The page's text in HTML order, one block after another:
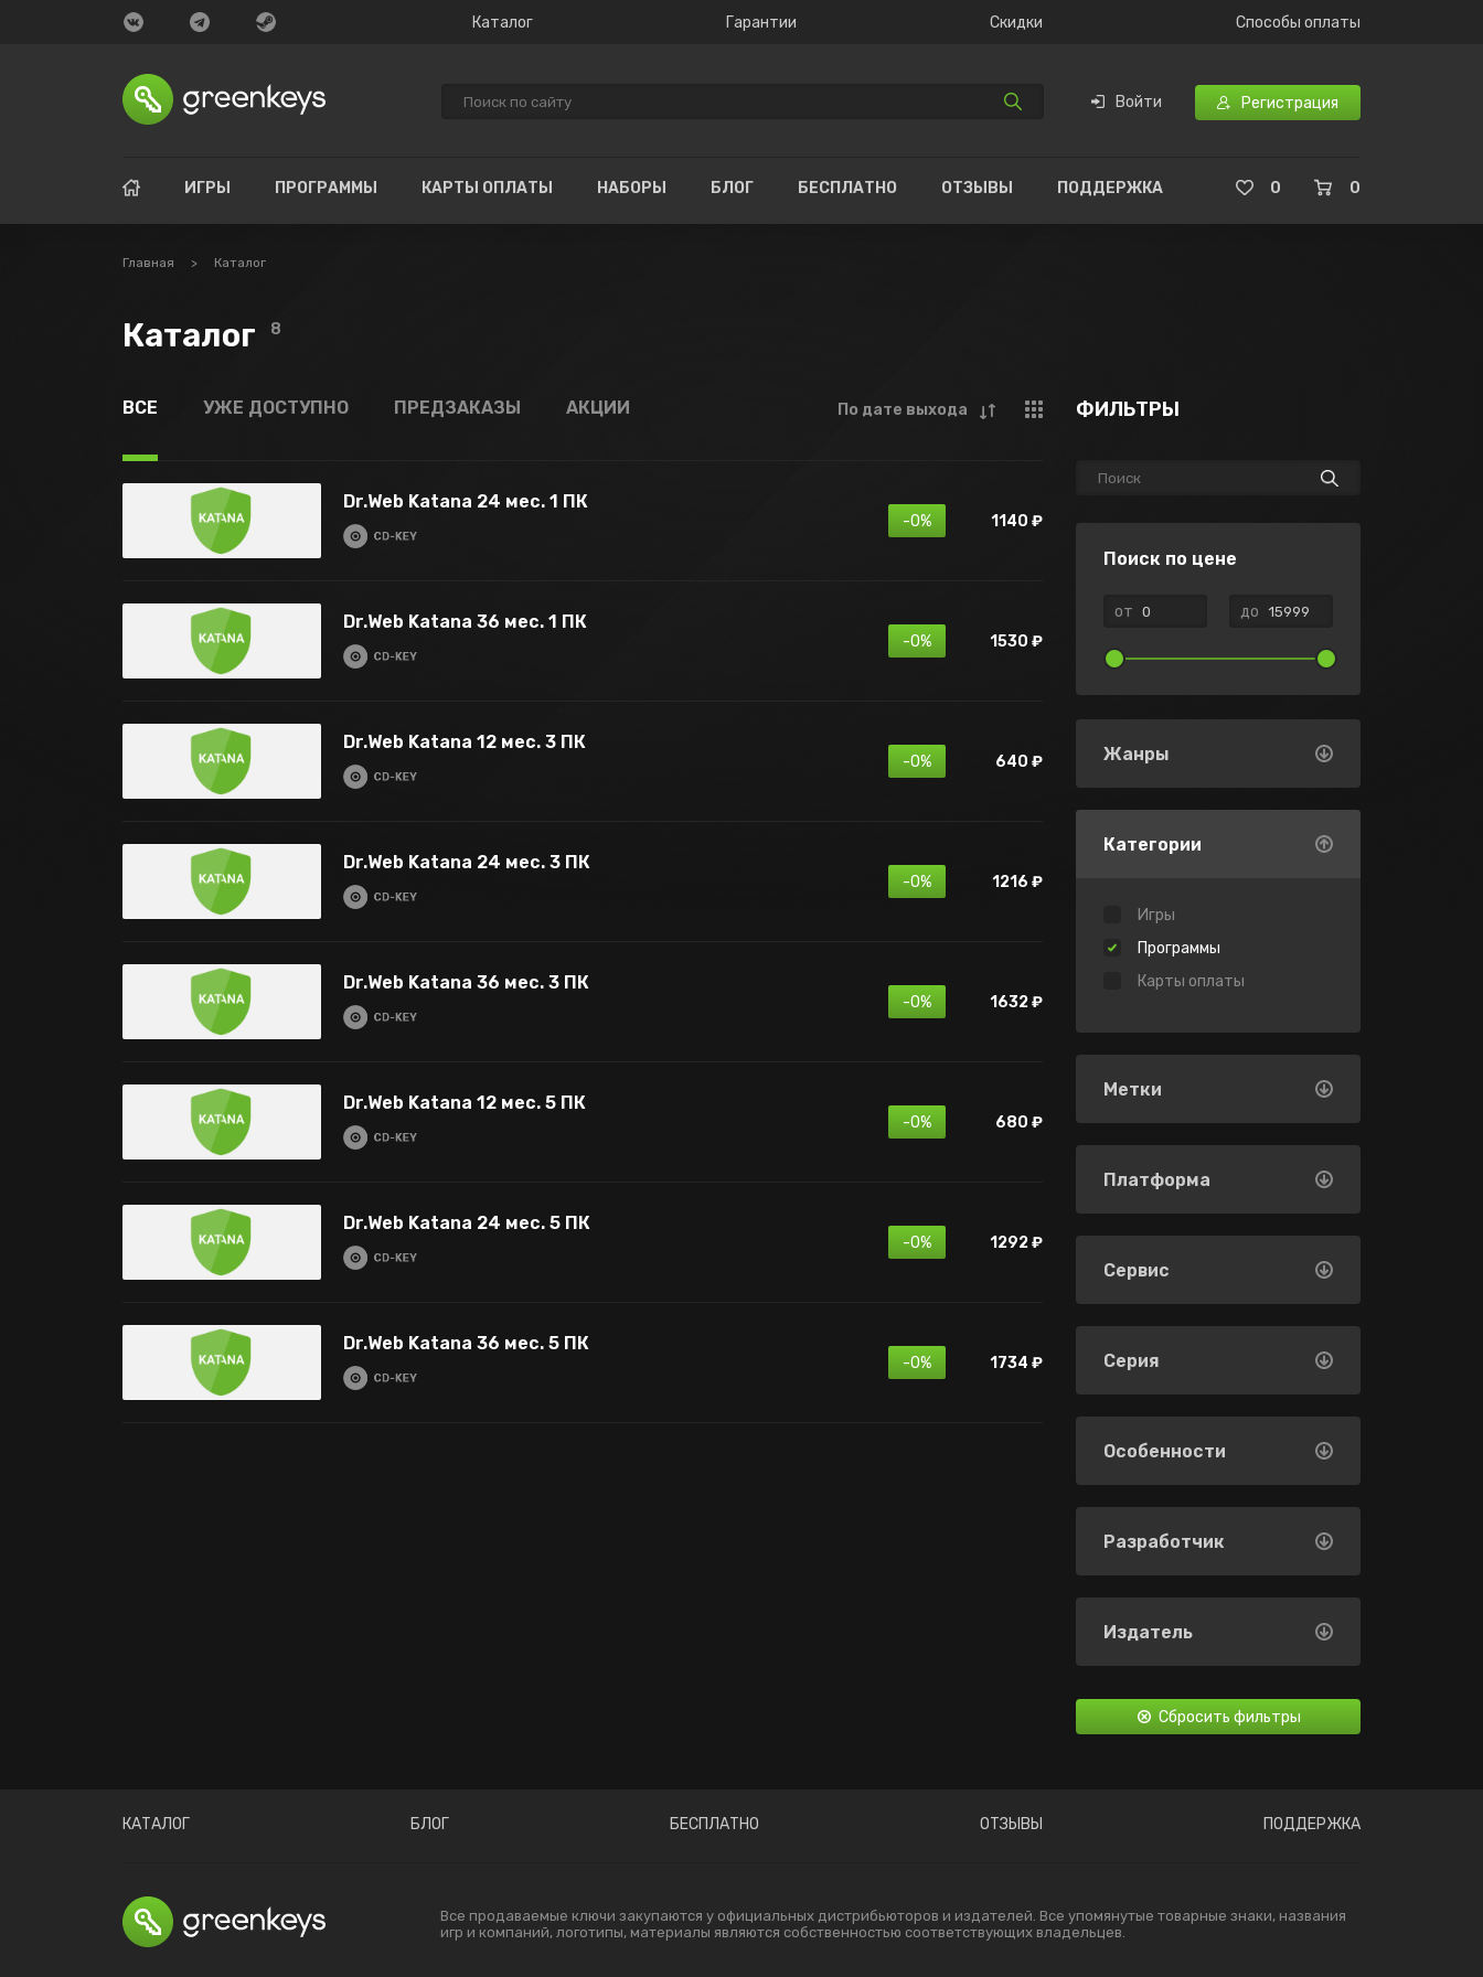
Каталог Гарантии Скидки Способы оплаты
Войти Регистрация
ИГРЫ ПРОГРАММЫ КАРТЫ ОПЛАТЫ НАБОРЫ БЛОГ БЕСПЛАТНО ОТЗЫВЫ ПОДДЕРЖКА 0
0
Главная > Каталог
Каталог 8
ВСЕ УЖЕ ДОСТУПНО ПРЕДЗАКАЗЫ АКЦИИ По дате выхода
Dr.Web Katana 24 мес. 1 ПК
-0% 1140 ₽
Dr.Web Katana 36 мес. 1 ПК
-0% 1530 ₽
Dr.Web Katana 12 мес. 3 ПК
-0% 640 ₽
Dr.Web Katana 24 мес. 3 ПК
-0% 1216 ₽
Dr.Web Katana 36 мес. 3 ПК
-0% 1632 ₽
Dr.Web Katana 12 мес. 5 ПК
-0% 680 ₽
Dr.Web Katana 24 мес. 5 ПК
-0% 1292 ₽
Dr.Web Katana 36 мес. 5 ПК
-0% 1734 ₽
ФИЛЬТРЫ
Поиск по цене
от до
Жанры
Категории
Игры
Программы
Карты оплаты
Метки
Платформа
Сервис
Серия
Особенности
Разработчик
Издатель
Сбросить фильтры
КАТАЛОГ БЛОГ БЕСПЛАТНО ОТЗЫВЫ ПОДДЕРЖКА
Все продаваемые ключи закупаются у официальных дистрибьюторов и издателей. Все упомянутые товарные знаки, названия
игр и компаний, логотипы, материалы являются собственностью соответствующих владельцев.